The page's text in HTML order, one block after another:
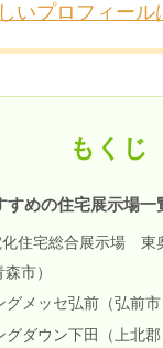
いプロフィー
もくじ
すめの住宅展示場一
化住宅総合展示場 東
市）
グメッセ弘前（弘前市
グダウン下田（上北郡